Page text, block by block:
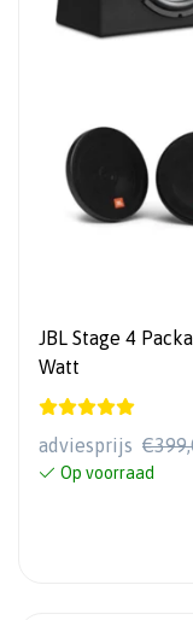
JBL Stage 4
Watt
adviesprijs
Op voorraad